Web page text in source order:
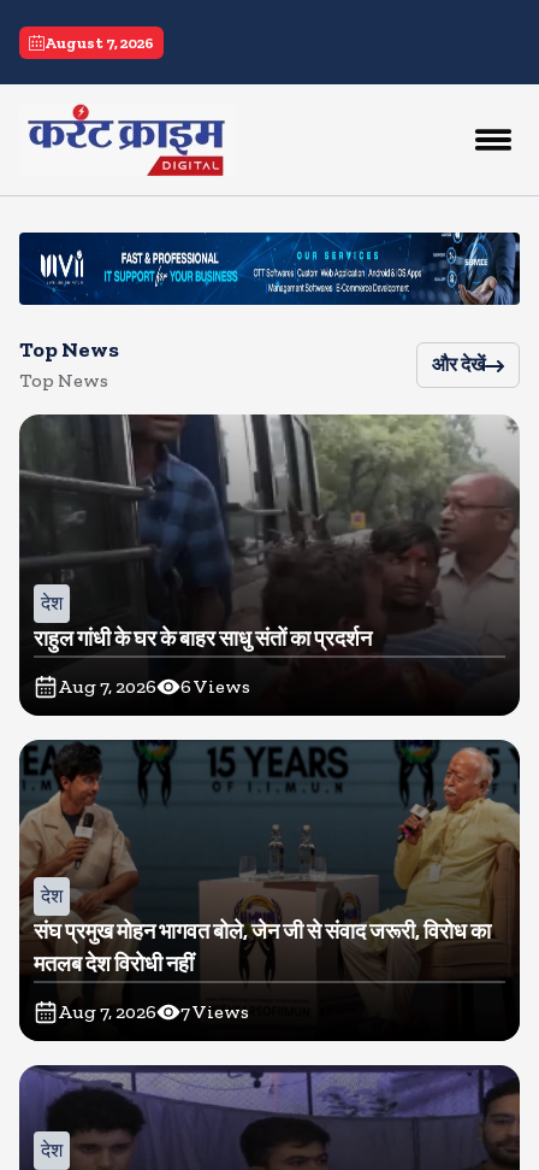
August 7, 2026
Top News
Top News
और देखें
देश
राहुल गांधी के घर के बाहर साधु संतों का प्रदर्शन
Aug 7, 2026 6Views
देश
संघ प्रमुख मोहन भागवत बोले, जेन जी से संवाद जरूरी, विरोध का
मतलब देश विरोधी नहीं
Aug 7, 2026 7Views
देश